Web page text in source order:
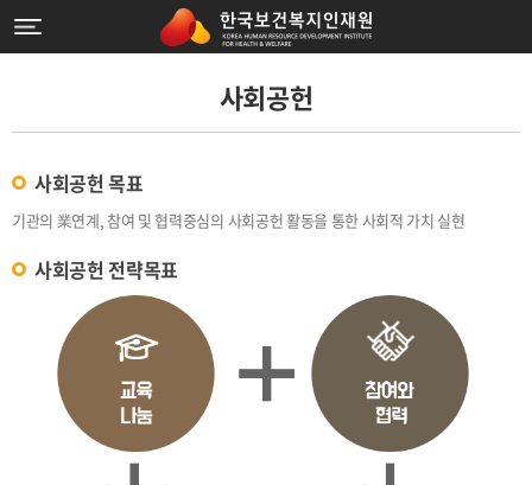
사회공헌
사회공헌 목표
기관의 業연계, 참여 및 협력중심의 사회공헌 활동을 통한 사회적 가치 실현
사회공헌 전략목표